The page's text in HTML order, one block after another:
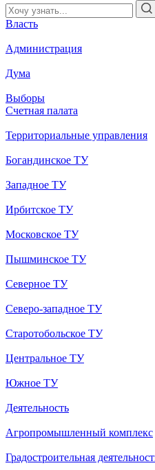
Власть
Администрация
Дума
Выборы
Счетная палата
Территориальные управления
Богандинское ТУ
Западное ТУ
Ирбитское ТУ
Московское ТУ
Пышминское ТУ
Северное ТУ
Северо-западное ТУ
Старотобольское ТУ
Центральное ТУ
Южное ТУ
Деятельность
Агропромышленный комплекс
Градостроительная